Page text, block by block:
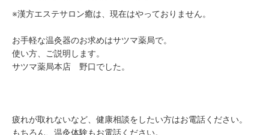
※漢方エステサロン癒は、現在はやっておりません。
お手軽な温灸器のお求めはサツマ薬局で。
使い方、ご説明します。
サツマ薬局本店 野口でした。
疲れが取れないなど、健康相談をしたい方はお電話ください。
もちろん、温灸体験もお電話ください。